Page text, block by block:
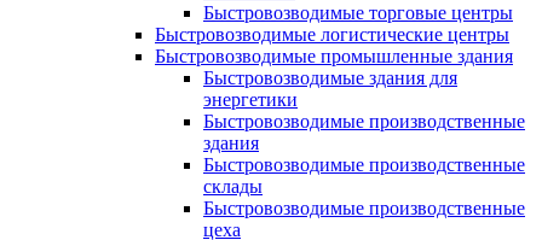
Быстровозводимые торговые центры
Быстровозводимые логистические центры
Быстровозводимые промышленные здания
Быстровозводимые здания для
энергетики
Быстровозводимые производственные
здания
Быстровозводимые производственные
склады
Быстровозводимые производственные
цеха